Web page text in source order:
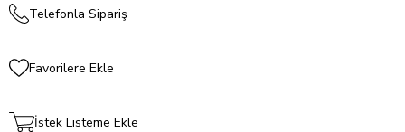
Telefonla Sipariş
Favorilere Ekle
İstek Listeme Ekle